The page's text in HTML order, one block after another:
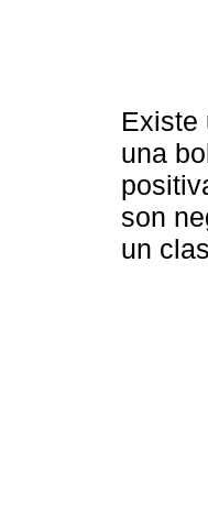
Existe
una
son
un